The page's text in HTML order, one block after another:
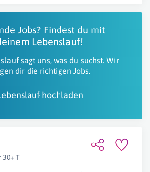
Jobs? Findest du mit
Lebenslauf!
sagt uns, was du suchst. Wir
dir die richtigen Jobs.
hochladen
30+ T